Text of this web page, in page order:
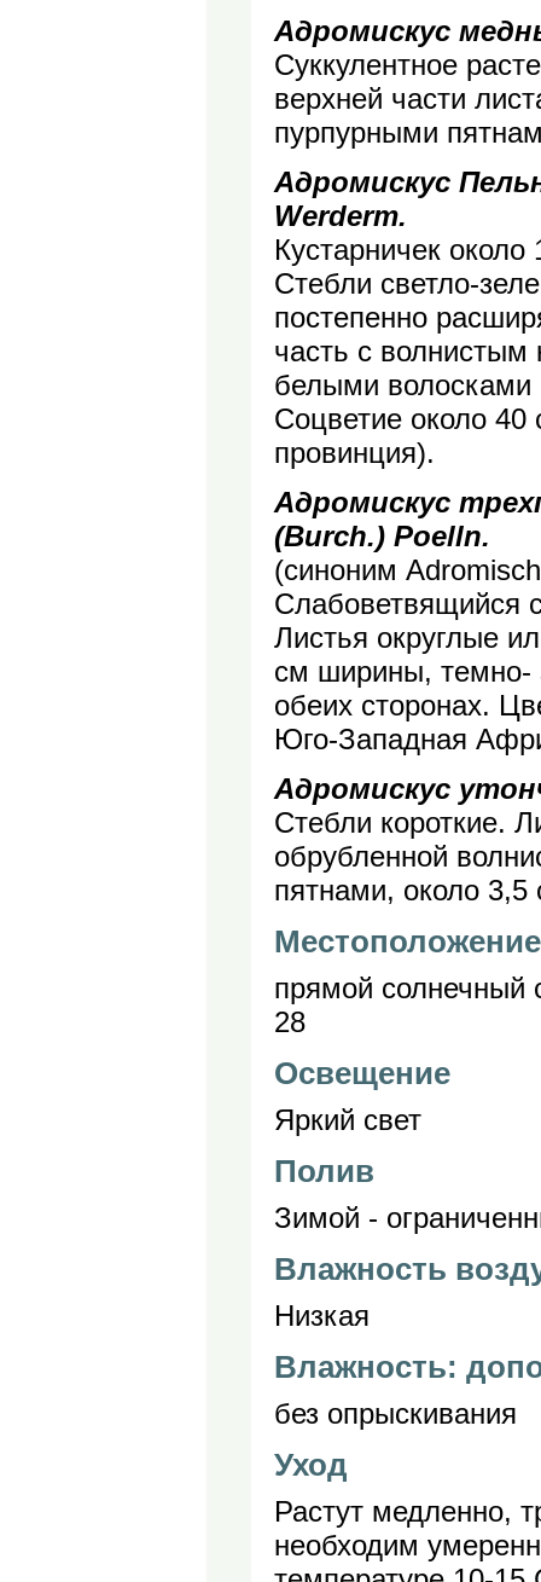
Адромискус
Суккулентное
верхней части
пурпурными
Адромискус
Werderm.
Кустарничек
Стебли светло-
постепенно
часть с
белыми волосками
Соцветие около
провинция).
Адромискус
(Burch.) Poelln.
(синоним
Слабоветвящийся
Листья округлые
см ширины, темно-
обеих сторонах.
Юго-Западная
Адромискус
Стебли короткие.
обрубленной
пятнами, около
Местоположение
прямой солнечный
28
Освещение
Яркий свет
Полив
Зимой -
Влажность
Низкая
Влажность:
без опрыскивания
Уход
Растут медленно,
необходим